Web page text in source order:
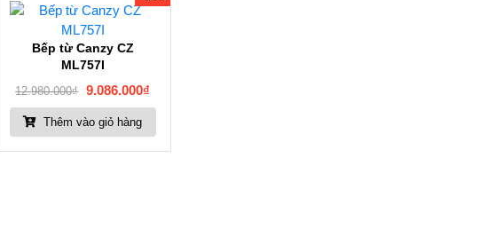
Bếp từ Canzy CZ
ML757I
12.980.000₫ 9.086.000₫
Thêm vào giỏ hàng